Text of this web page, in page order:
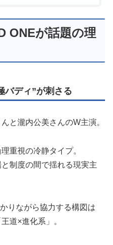
ONEが話題の理
ディ”が刺さる
と瀧内公美さんのW主演。
重視の冷静タイプ。
制度の間で揺れる現実主
りながら協力する構図は
道×進化系」。